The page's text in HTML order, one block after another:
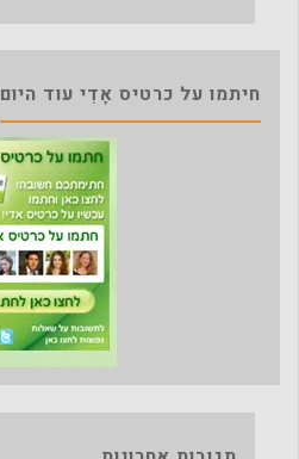
חיתמו על כרטיס אָדִי עוד היום